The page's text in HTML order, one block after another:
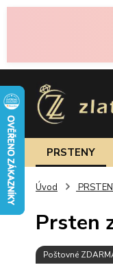
PRSTENY
Úvod
Prsten
Poštovné